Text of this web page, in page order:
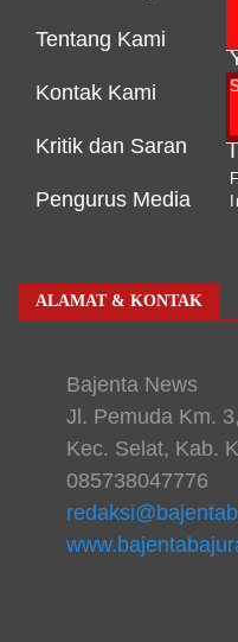
Tentang Kami
Kontak Kami
Kritik dan Saran
Pengurus Media
ALAMAT & KONTAK
Bajenta News
Jl. Pemuda Km.
Kec. Selat, Kab.
085738047776